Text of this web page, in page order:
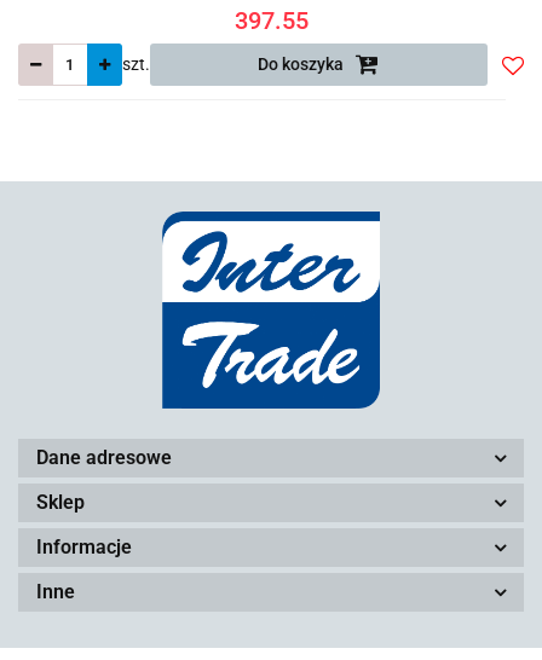
397.55
szt. Do koszyka
Dane adresowe
Sklep
Informacje
Inne